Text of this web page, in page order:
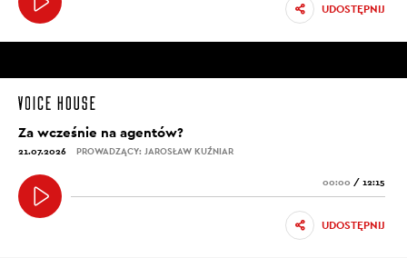
UDOSTĘPNIJ
Za wcześnie na agentów?
21.07.2026 PROWADZĄCY: JAROSŁAW KUŹNIAR
00:00 / 12:15
UDOSTĘPNIJ